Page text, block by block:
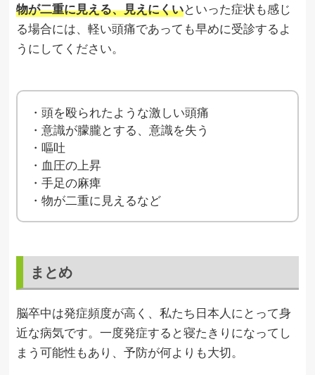
物が二重に見える、見えにくいといった症状も感じ
る場合には、軽い頭痛であっても早めに受診するよ
うにしてください。
・頭を殴られたような激しい頭痛
・意識が朦朧とする、意識を失う
・嘔吐
・血圧の上昇
・手足の麻痺
・物が二重に見えるなど
まとめ
脳卒中は発症頻度が高く、私たち日本人にとって身
近な病気です。一度発症すると寝たきりになってし
まう可能性もあり、予防が何よりも大切。